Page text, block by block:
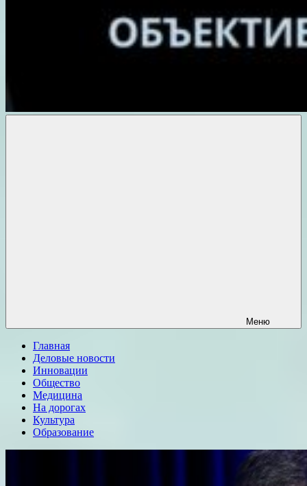
Меню
Главная
Деловые новости
Инновации
Общество
Медицина
На дорогах
Культура
Образование